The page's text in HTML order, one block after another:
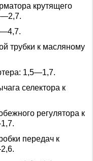
крутящего
трубки к масляному
1,5—1,7.
селектора к
регулятора к
передач к